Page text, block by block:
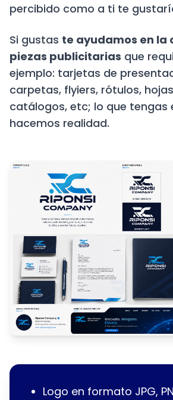
percibido como a ti te
Si gustas te ayudamos en la
piezas publicitarias que
ejemplo: tarjetas de
carpetas, flyiers, rótulos,
catálogos, etc; lo que tengas
hacemos realidad.
Logo en formato JPG,